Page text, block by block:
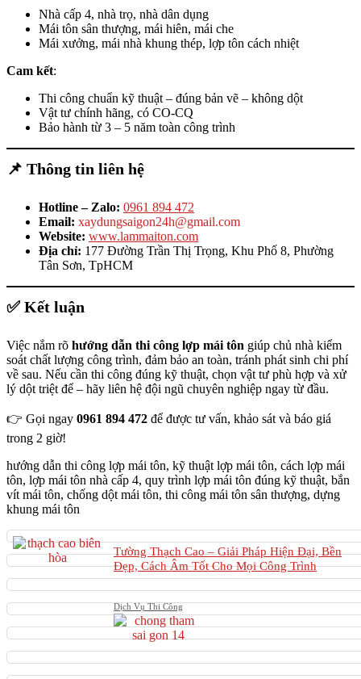
Nhà cấp 4, nhà trọ, nhà dân dụng
Mái tôn sân thượng, mái hiên, mái che
Mái xưởng, mái nhà khung thép, lợp tôn cách nhiệt
Cam kết:
Thi công chuẩn kỹ thuật – đúng bản vẽ – không dột
Vật tư chính hãng, có CO-CQ
Bảo hành từ 3 – 5 năm toàn công trình
📌 Thông tin liên hệ
Hotline – Zalo: 0961 894 472
Email: xaydungsaigon24h@gmail.com
Website: www.lammaiton.com
Địa chỉ: 177 Đường Trần Thị Trọng, Khu Phố 8, Phường
Tân Sơn, TpHCM
✅ Kết luận
Việc nắm rõ hướng dẫn thi công lợp mái tôn giúp chủ nhà kiểm
soát chất lượng công trình, đảm bảo an toàn, tránh phát sinh chi phí
về sau. Nếu cần thi công đúng kỹ thuật, chọn vật tư phù hợp và xử
lý dột triệt để – hãy liên hệ đội ngũ chuyên nghiệp ngay từ đầu.
👉 Gọi ngay 0961 894 472 để được tư vấn, khảo sát và báo giá
trong 2 giờ!
hướng dẫn thi công lợp mái tôn, kỹ thuật lợp mái tôn, cách lợp mái
tôn, lợp mái tôn nhà cấp 4, quy trình lợp mái tôn đúng kỹ thuật, bắn
vít mái tôn, chống dột mái tôn, thi công mái tôn sân thượng, dựng
khung mái tôn
Tường Thạch Cao – Giải Pháp Hiện Đại, Bền
Đẹp, Cách Âm Tốt Cho Mọi Công Trình
Dịch Vụ Thi Công